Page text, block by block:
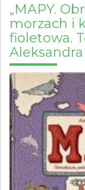
„MAPY.
morzach i
fioletowa.